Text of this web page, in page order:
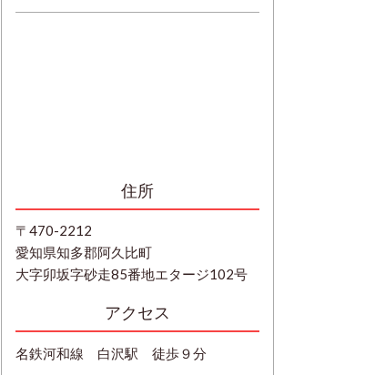
住所
〒470-2212
愛知県知多郡阿久比町
大字卯坂字砂走85番地エタージ102号
アクセス
名鉄河和線 白沢駅 徒歩９分